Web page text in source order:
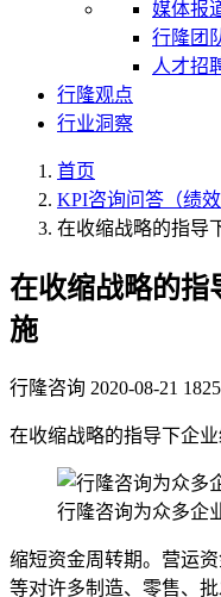
媒体报
行隆团
人才招
行隆观点
行业洞察
首页
KPI咨询问答（绩
在收缩战略的指导
在收缩战略的指
施
行隆咨询 2020-08-21
在收缩战略的指导下企
行隆咨询为众多企
缩短资金周转期。营运
等对许多制造、零售、